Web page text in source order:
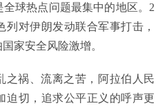
球热点问题最集中的地区。2
列对伊朗发动联合军事打击，
家安全风险激增。
祸、流离之苦，阿拉伯人民
迫切，追求公平正义的呼声更